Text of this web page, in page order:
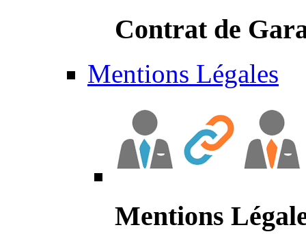
Contrat de
Mentions Légales
Mentions